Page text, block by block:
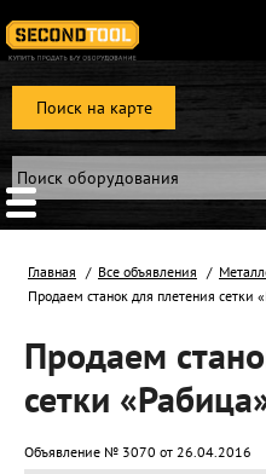
Поиск на карте
Главная Все объявления
Продаем станок для плетения сетки
Продаем
сетки
Объявление № 3070 от 26.04.2016